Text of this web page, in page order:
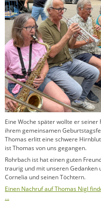
Eine Woche später wollte er seiner
ihrem gemeinsamen
Thomas erlitt eine schwere
ist Thomas von uns gegangen.
Rohrbach ist hat einen guten
traurig und mit unseren Gedanken
Cornelia und seinen Töchtern.
Einen Nachruf auf Thomas Nigl
…